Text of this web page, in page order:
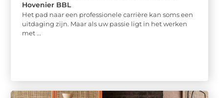
Hovenier BBL
Het pad naar een professionele carrière kan soms een
uitdaging zijn. Maar als uw passie ligt in het werken
met ...